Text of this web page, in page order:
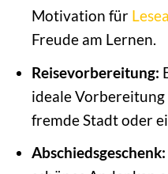
Motivation für
Freude am Lernen.
Reisevorbereitung:
ideale Vorbereitung
fremde Stadt oder
Abschiedsgeschenk: